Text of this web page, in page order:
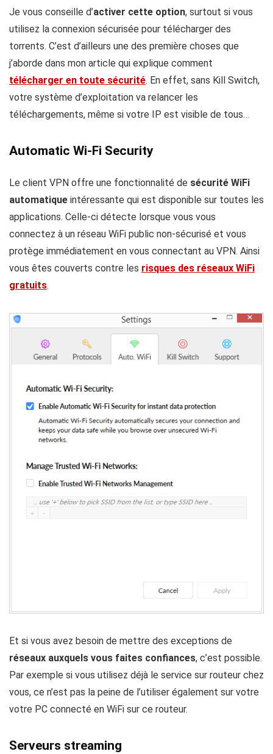
Je vous conseille d’activer cette option, surtout si vous
utilisez la connexion sécurisée pour télécharger des
torrents. C’est d’ailleurs une des première choses que
j’aborde dans mon article qui explique comment
télécharger en toute sécurité. En effet, sans Kill Switch,
votre système d’exploitation va relancer les
téléchargements, même si votre IP est visible de tous…
Automatic Wi-Fi Security
Le client VPN offre une fonctionnalité de sécurité WiFi
automatique intéressante qui est disponible sur toutes les
applications. Celle-ci détecte lorsque vous vous
connectez à un réseau WiFi public non-sécurisé et vous
protège immédiatement en vous connectant au VPN. Ainsi
vous êtes couverts contre les risques des réseaux WiFi
gratuits.
Et si vous avez besoin de mettre des exceptions de
réseaux auxquels vous faites confiances, c’est possible.
Par exemple si vous utilisez déjà le service sur routeur chez
vous, ce n’est pas la peine de l’utiliser également sur votre
votre PC connecté en WiFi sur ce routeur.
Serveurs streaming